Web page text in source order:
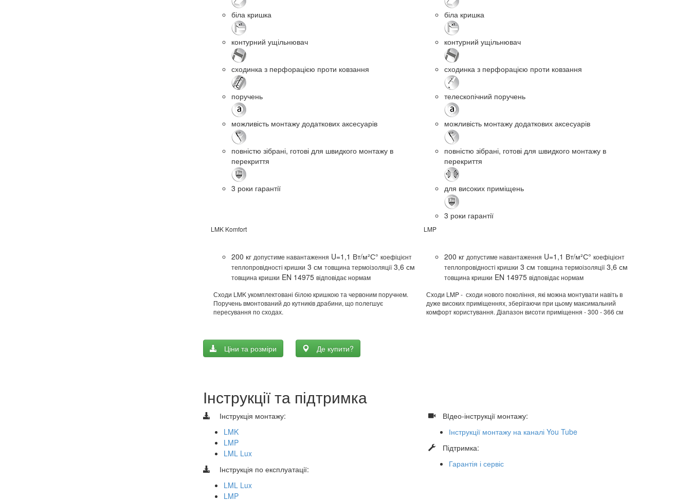
біла кришка
контурний ущільнювач
сходинка з перфорацією проти ковзання
поручень
можливість монтажу додаткових аксесуарів
повністю зібрані, готові для швидкого монтажу в
перекриття
3 роки гарантії
LMK Komfort
200 кг допустиме навантаження U=1,1 Вт/м²С° коефіцієнт
теплопровідності кришки 3 см товщина термоізоляції 3,6 см
товщина кришки EN 14975 відповідає нормам
Сходи LMK укомплектовані білою кришкою та червоним поручнем.
Поручень вмонтований до кутників драбини, що полегшує
пересування по сходах.
біла кришка
контурний ущільнювач
сходинка з перфорацією проти ковзання
телескопічний поручень
можливість монтажу додаткових аксесуарів
повністю зібрані, готові для швидкого монтажу в
перекриття
для високих приміщень
3 роки гарантії
LMP
200 кг допустиме навантаження U=1,1 Вт/м²С° коефіцієнт
теплопровідності кришки 3 см товщина термоізоляції 3,6 см
товщина кришки EN 14975 відповідає нормам
Сходи LMP - сходи нового покоління, які можна монтувати навіть в
дуже високих приміщеннях, зберігаючи при цьому максимальний
комфорт користування. Діапазон висоти приміщення - 300 - 366 см
Ціни та розміри Де купити?
Інструкції та підтримка
Інструкція монтажу:
LMK
LMP
LML Lux
Інструкція по експлуатації:
LML Lux
LMP
ВІдео-інструкції монтажу:
Інструкції монтажу на каналі You Tube
Підтримка:
Гарантія і сервіс